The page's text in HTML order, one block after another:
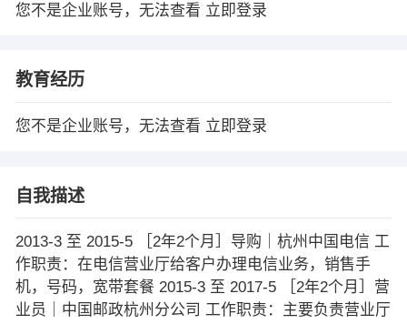
您不是企业账号，无法查看 立即登录
教育经历
您不是企业账号，无法查看 立即登录
自我描述
2013-3 至 2015-5 ［2年2个月］导购｜杭州中国电信 工
作职责：在电信营业厅给客户办理电信业务，销售手
机，号码，宽带套餐 2015-3 至 2017-5 ［2年2个月］营
业员｜中国邮政杭州分公司 工作职责：主要负责营业厅